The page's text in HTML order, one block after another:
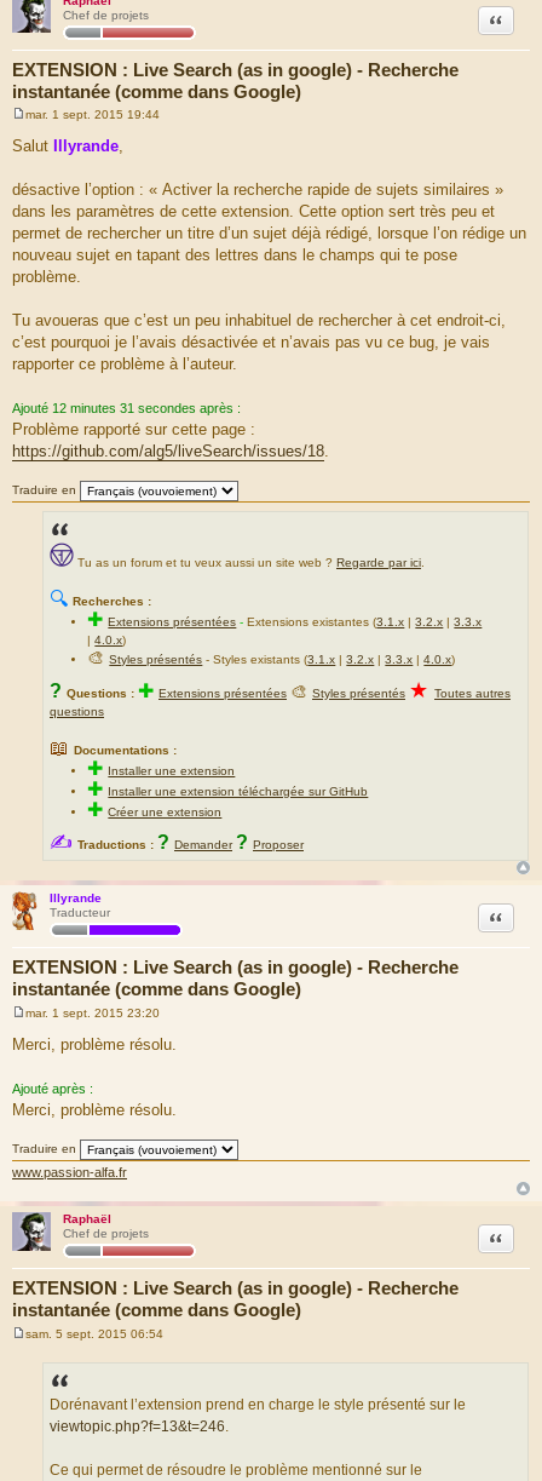
Chef de projets
EXTENSION : Live Search (as in google) - Recherche
instantanée (comme dans Google)
Citation
e
s
a
g
e
mar. 1 sept. 2015 19:44
Salut Illyrande,
désactive l’option : « Activer la recherche rapide de sujets similaires »
dans les paramètres de cette extension. Cette option sert très peu et
permet de rechercher un titre d’un sujet déjà rédigé, lorsque l’on rédige un
nouveau sujet en tapant des lettres dans le champs qui te pose
problème.
Tu avoueras que c’est un peu inhabituel de rechercher à cet endroit-ci,
c’est pourquoi je l’avais désactivée et n’avais pas vu ce bug, je vais
rapporter ce problème à l’auteur.
Ajouté 12 minutes 31 secondes après :
Problème rapporté sur cette page :
https://github.com/alg5/liveSearch/issues/18.
Traduire en
Tu as un forum et tu veux aussi un site web ? Regarde par ici.
🔍 Recherches :
✚Extensions présentées - Extensions existantes (3.1.x |3.2.x |3.3.x
|4.0.x)
🎨Styles présentés - Styles existants (3.1.x |3.2.x |3.3.x |4.0.x)
? Questions : ✚ Extensions présentées 🎨 Styles présentés ★ Toutes autres
questions
📖 Documentations :
✚ Installer une extension
✚ Installer une extension téléchargée sur GitHub
✚Créer une extension
✍ Traductions : ? Demander ? Proposer
Illyrande
Traducteur
EXTENSION : Live Search (as in google) - Recherche
instantanée (comme dans Google)
Citation
s
g
e
mar. 1 sept. 2015 23:20
Merci, problème résolu.
Ajouté après :
Merci, problème résolu.
Traduire en
www.passion-alfa.fr
Raphaël
Chef de projets
EXTENSION : Live Search (as in google) - Recherche
instantanée (comme dans Google)
Citation
sam. 5 sept. 2015 06:54
Dorénavant l’extension prend en charge le style présenté sur le
viewtopic.php?f=13&t=246
Ce qui permet de résoudre le problème mentionné sur le